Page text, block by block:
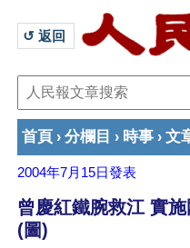
↺ 返回
首頁 › 分欄目 › 時事 › 文
2004年7月15日發表
曾慶紅鐵腕救江 實
(圖)